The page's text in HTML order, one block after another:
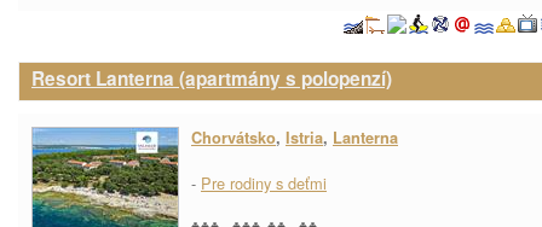
Resort Lanterna (apartmány s polopenzí)
Chorvátsko, Istria, Lanterna
- Pre rodiny s deťmi